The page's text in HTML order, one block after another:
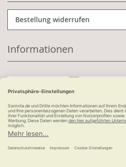
Bestellung widerrufen
Informationen
Kauf auf Rechnung